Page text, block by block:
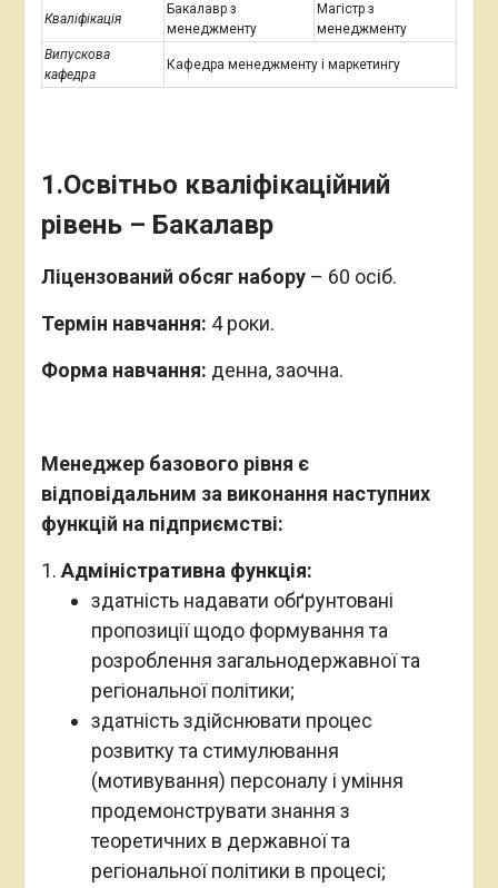
Кваліфікація
Бакалавр з
менеджменту
Магістр з
менеджменту
Випускова
кафедра
Кафедра менеджменту і маркетингу
1.Освітньо кваліфікаційний
рівень – Бакалавр
Ліцензований обсяг набору– 60 осіб.
Термін навчання: 4 роки.
Форма навчання: денна, заочна.
Менеджер базового рівня є
відповідальним за виконання наступних
функцій на підприємстві:
Адміністративна функція:
здатність надавати обґрунтовані
пропозиції щодо формування та
розроблення загальнодержавної та
регіональної політики;
здатність здійснювати процес
розвитку та стимулювання
(мотивування) персоналу і уміння
продемонструвати знання з
теоретичних в державної та
регіональної політики в процесі;